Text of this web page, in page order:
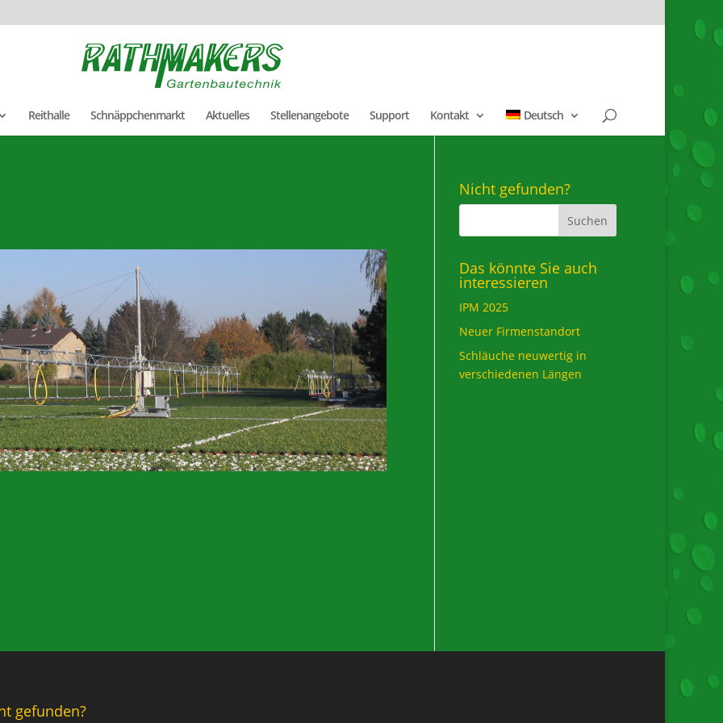
Reithalle Schnäppchenmarkt Aktuelles Stellenangebote Support Kontakt Deutsch
Nicht gefunden?
Das könnte Sie auch
interessieren
IPM 2025
Neuer Firmenstandort
Schläuche neuwertig in
verschiedenen Längen
gefunden?